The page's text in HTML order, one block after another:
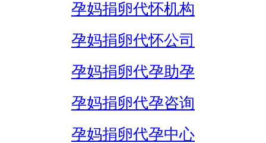
孕妈捐卵代怀机构
孕妈捐卵代怀公司
孕妈捐卵代孕助孕
孕妈捐卵代孕咨询
孕妈捐卵代孕中心